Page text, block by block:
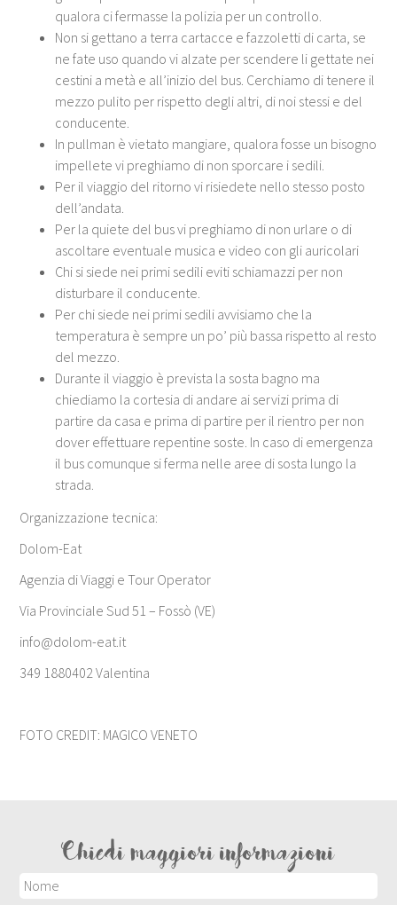
qualora ci fermasse la polizia per un controllo.
Non si gettano a terra cartacce e fazzoletti di carta, se
ne fate uso quando vi alzate per scendere li gettate nei
cestini a metà e all’inizio del bus. Cerchiamo di tenere il
mezzo pulito per rispetto degli altri, di noi stessi e del
conducente.
In pullman è vietato mangiare, qualora fosse un bisogno
impellete vi preghiamo di non sporcare i sedili.
Per il viaggio del ritorno vi risiedete nello stesso posto
dell’andata.
Per la quiete del bus vi preghiamo di non urlare o di
ascoltare eventuale musica e video con gli auricolari
Chi si siede nei primi sedili eviti schiamazzi per non
disturbare il conducente.
Per chi siede nei primi sedili avvisiamo che la
temperatura è sempre un po’ più bassa rispetto al resto
del mezzo.
Durante il viaggio è prevista la sosta bagno ma
chiediamo la cortesia di andare ai servizi prima di
partire da casa e prima di partire per il rientro per non
dover effettuare repentine soste. In caso di emergenza
il bus comunque si ferma nelle aree di sosta lungo la
strada.
Organizzazione tecnica:
Dolom-Eat
Agenzia di Viaggi e Tour Operator
Via Provinciale Sud 51 – Fossò (VE)
info@dolom-eat.it
349 1880402 Valentina
FOTO CREDIT: MAGICO VENETO
Chiedi maggiori informazioni